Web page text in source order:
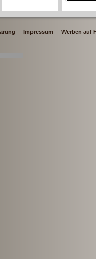
Impressum Werben auf